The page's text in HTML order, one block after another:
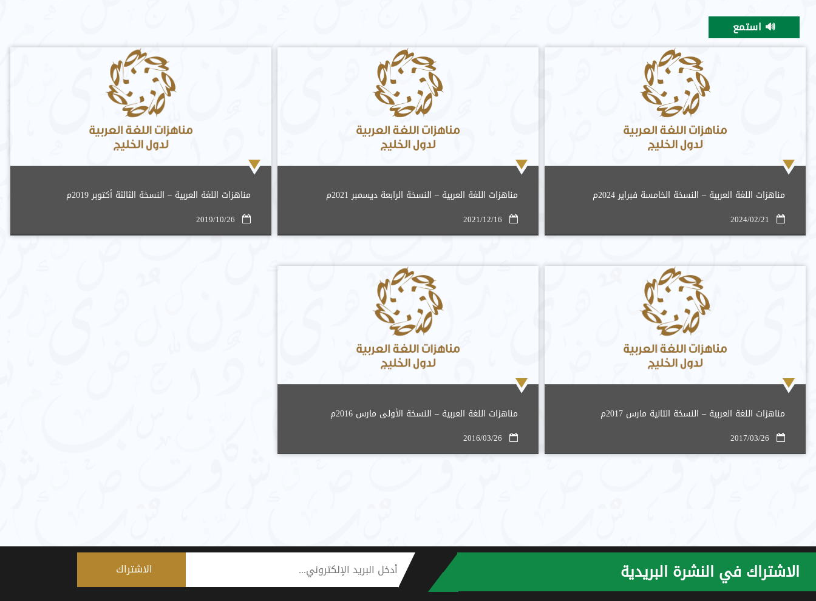
🔊 استمع
مناهزات اللغة العربية – النسخة الخامسة فبراير 2024م
2024/02/21
مناهزات اللغة العربية – النسخة الرابعة ديسمبر 2021م
2021/12/16
مناهزات اللغة العربية – النسخة الثالثة أكتوبر 2019م
2019/10/26
مناهزات اللغة العربية – النسخة الثانية مارس 2017م
2017/03/26
مناهزات اللغة العربية – النسخة الأولى مارس 2016م
2016/03/26
الاشتراك في النشرة البريدية